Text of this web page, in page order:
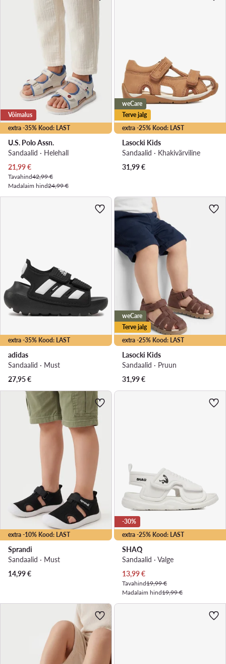
extra -35% Kood: LAST
Võimalus
U.S. Polo Assn.
Sandaalid · Helehall
Praegune hind
21,99€
Tavahind42,99 €
Madalaim hind24,99 €
extra -25% Kood: LAST
weCare
Terve jalg
Lasocki Kids
Sandaalid · Khakivärviline
31,99€
extra -35% Kood: LAST
adidas
Sandaalid · Must
27,95€
extra -25% Kood: LAST
weCare
Terve jalg
Lasocki Kids
Sandaalid · Pruun
31,99€
extra -10% Kood: LAST
Sprandi
Sandaalid · Must
14,99€
extra -25% Kood: LAST
-30%
SHAQ
Sandaalid · Valge
Praegune hind
13,99€
Tavahind19,99 €
Madalaim hind19,99 €